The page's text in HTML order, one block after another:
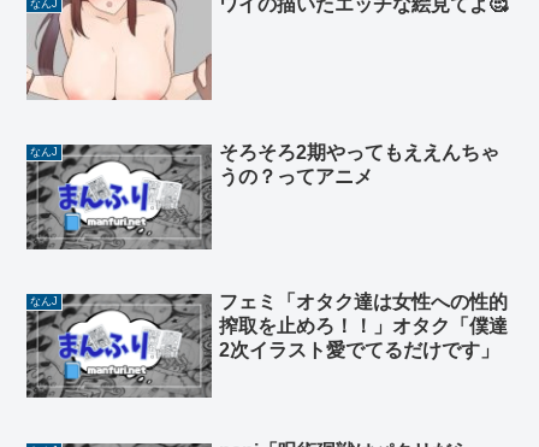
なんJ
なんJ
そろそろ2期やってもええんちゃ
うの？ってアニメ
なんJ
フェミ「オタク達は女性への性的
搾取を止めろ！！」オタク「僕達
2次イラスト愛でてるだけです」